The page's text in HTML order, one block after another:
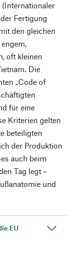
Fertigung
den gleichen
oft kleinen
Die
„Code of
für eine
Kriterien gelten
beteiligten
der Produktion
auch beim
Tag legt –
und
EU